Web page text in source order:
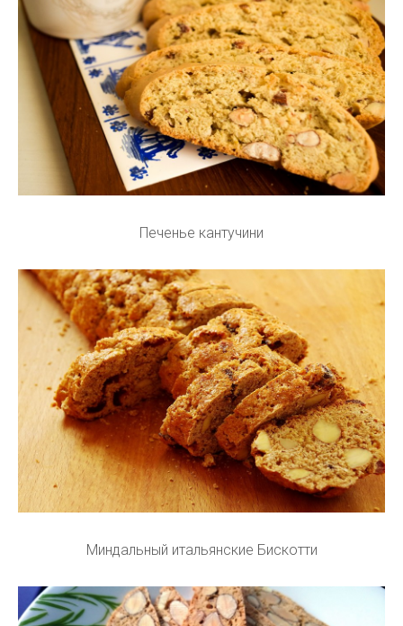
Печенье кантучини
Миндальный итальянские Бискотти